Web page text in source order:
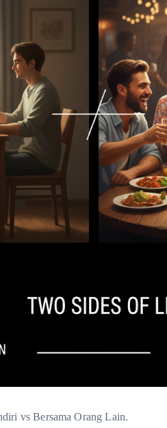
vs Bersama Orang Lain.